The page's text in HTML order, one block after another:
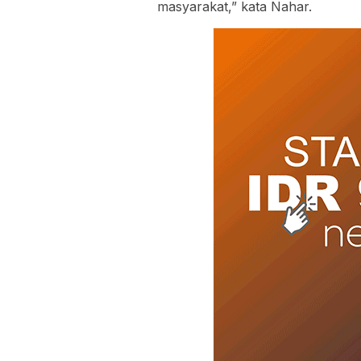
masyarakat,” kata Nahar.